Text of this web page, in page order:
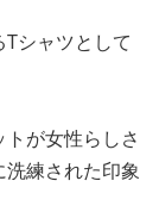
シャツとして
が女性らしさ
練された印象